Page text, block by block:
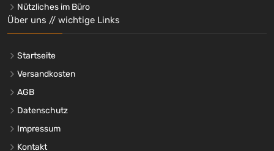
Nützliches im Büro
Über uns // wichtige Links
Startseite
Versandkosten
AGB
Datenschutz
Impressum
Kontakt